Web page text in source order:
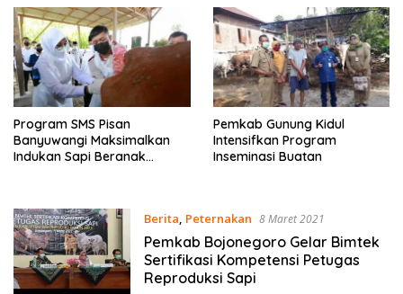
Program SMS Pisan
Banyuwangi Maksimalkan
Indukan Sapi Beranak
Pemkab Gunung Kidul
Intensifkan Program
Inseminasi Buatan
Berita, Peternakan 8 Maret 2021
Pemkab Bojonegoro Gelar Bimtek
Sertifikasi Kompetensi Petugas
Reproduksi Sapi